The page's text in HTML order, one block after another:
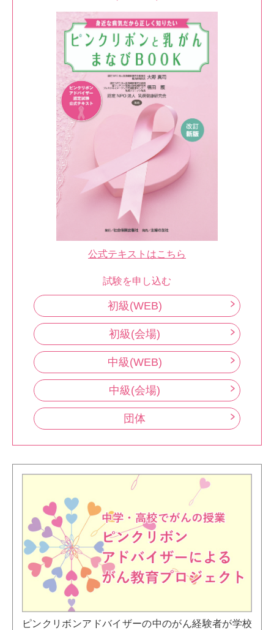
公式テキストはこちら
試験を申し込む
初級(WEB)
初級(会場)
中級(WEB)
中級(会場)
団体
ピンクリボンアドバイザーの中のがん経験者が学校